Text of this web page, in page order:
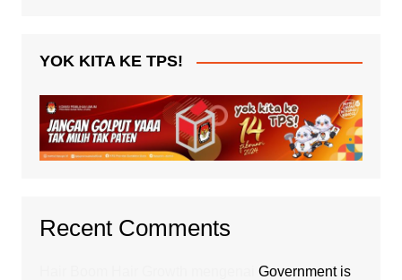
YOK KITA KE TPS!
Recent Comments
Government is